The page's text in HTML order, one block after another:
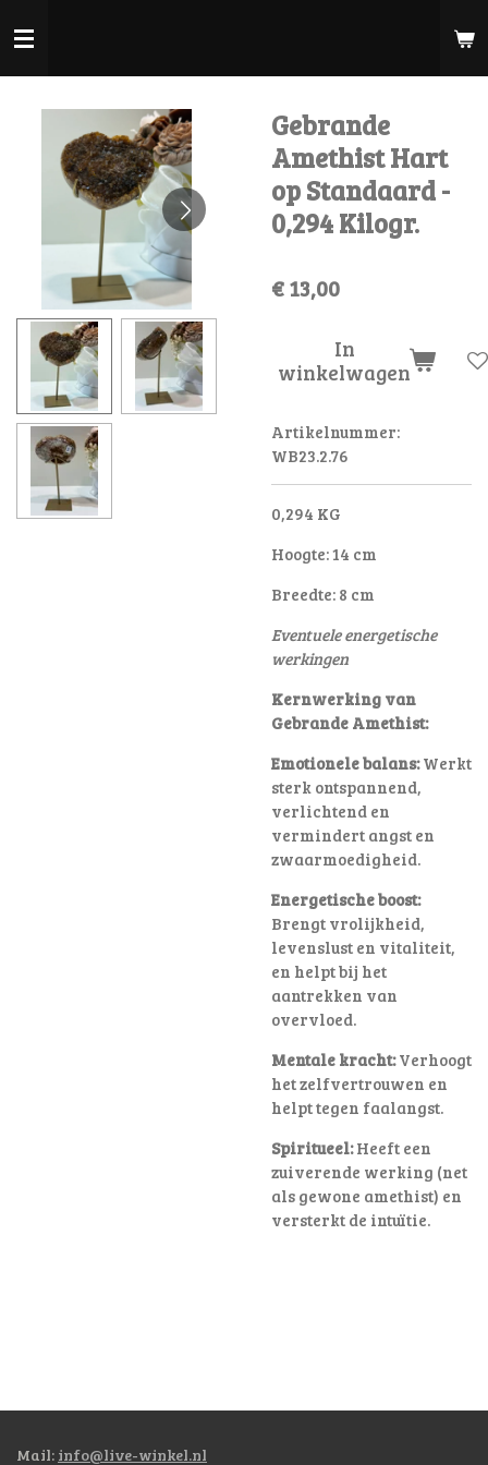
direct
Gebrande
Amethist Hart
op Standaard -
0,294 Kilogr.
€ 13,00
In
winkelwagen
Artikelnummer:
WB23.2.76
0,294 KG
Hoogte: 14 cm
Breedte: 8 cm
Eventuele energetische
werkingen
Kernwerking van
Gebrande Amethist:
Emotionele balans:Werkt
sterk ontspannend,
verlichtend en
vermindert angst en
zwaarmoedigheid.
Energetische boost:
Brengt vrolijkheid,
levenslust en vitaliteit,
en helpt bij het
aantrekken van
overvloed.
Mentale kracht:Verhoogt
het zelfvertrouwen en
helpt tegen faalangst.
Spiritueel:Heeft een
zuiverende werking (net
als gewone amethist) en
versterkt de intuïtie.
Mail: info@live-winkel.nl